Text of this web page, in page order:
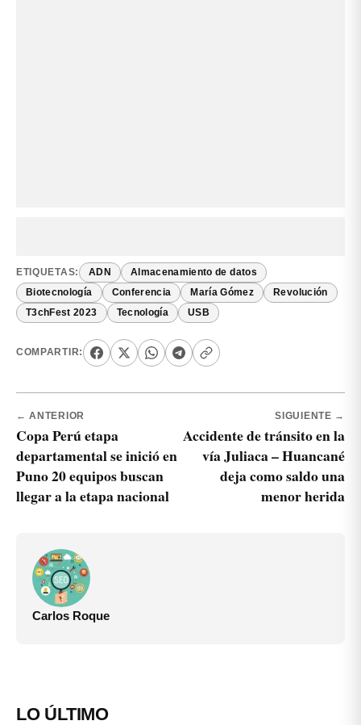
ETIQUETAS: ADN Almacenamiento de datos
Biotecnología Conferencia María Gómez Revolución
T3chFest 2023 Tecnología USB
COMPARTIR:
← ANTERIOR
Copa Perú etapa
departamental se inició en
Puno 20 equipos buscan
llegar a la etapa nacional
SIGUIENTE →
Accidente de tránsito en la
vía Juliaca – Huancané
deja como saldo una
menor herida
Carlos Roque
LO ÚLTIMO